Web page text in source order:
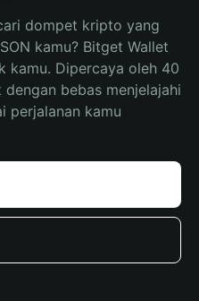
dompet kripto yang
kamu? Bitget Wallet
kamu. Dipercaya oleh 40
bebas menjelajahi
perjalanan kamu